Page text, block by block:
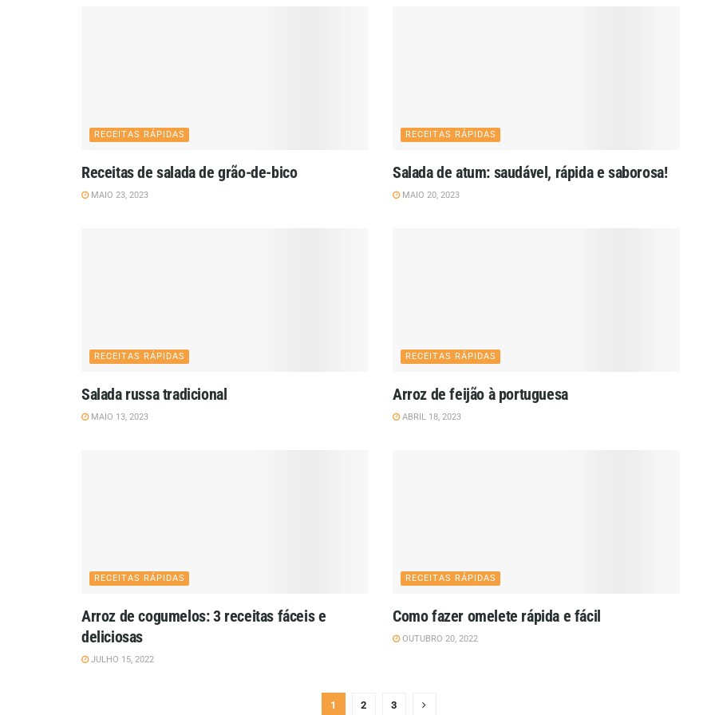
RECEITAS RÁPIDAS
Receitas de salada de grão-de-bico
MAIO 23, 2023
RECEITAS RÁPIDAS
Salada de atum: saudável, rápida e saborosa!
MAIO 20, 2023
RECEITAS RÁPIDAS
Salada russa tradicional
MAIO 13, 2023
RECEITAS RÁPIDAS
Arroz de feijão à portuguesa
ABRIL 18, 2023
RECEITAS RÁPIDAS
Arroz de cogumelos: 3 receitas fáceis e
deliciosas
JULHO 15, 2022
RECEITAS RÁPIDAS
Como fazer omelete rápida e fácil
OUTUBRO 20, 2022
1 2 3